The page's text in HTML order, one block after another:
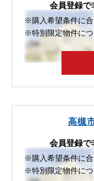
会員登録で
※購入希望条件に合
※特別限定物件につ
高槻
会員登録で
※購入希望条件に合
※特別限定物件につ